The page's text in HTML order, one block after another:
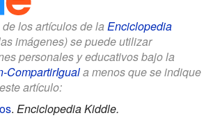
los artículos de la Enciclopedia
imágenes) se puede utilizar
personales y educativos bajo la
CompartirIguala menos que se indique
artículo:
. Enciclopedia Kiddle.